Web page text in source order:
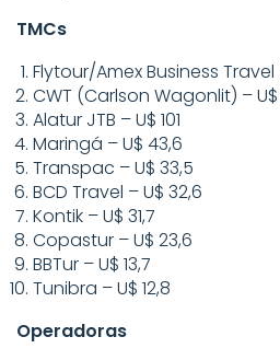
TMCs
Flytour/Amex Business Travel
CWT (Carlson Wagonlit) – U$
Alatur JTB – U$ 101
Maringá – U$ 43,6
Transpac – U$ 33,5
BCD Travel – U$ 32,6
Kontik – U$ 31,7
Copastur – U$ 23,6
BBTur – U$ 13,7
Tunibra – U$ 12,8
Operadoras